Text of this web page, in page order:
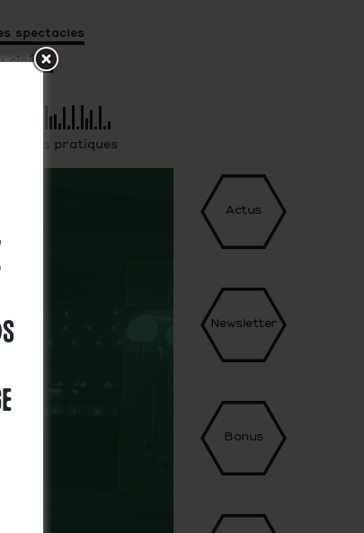
spectacles
cinéma
Infos pratiques
Actus
Newsletter
Bonus